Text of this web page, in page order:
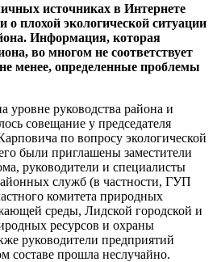
источниках в Интернете
плохой экологической ситуации
Информация, которая
во многом не соответствует
менее, определенные проблемы
уровне руководства района и
совещание у председателя
по вопросу экологической
были приглашены заместители
руководители и специалисты
служб (в частности, ГУП
комитета природных
среды, Лидской городской и
ресурсов и охраны
руководители предприятий
составе прошла неслучайно.